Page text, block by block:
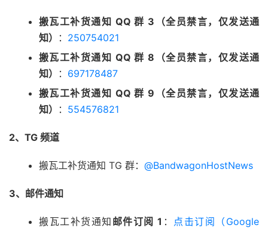
搬瓦工补货通知 QQ 群 3（全员禁言，仅发送通
知）
： 250754021
搬瓦工补货通知 QQ 群 8（全员禁言，仅发送通
知）
： 697178487
搬瓦工补货通知 QQ 群 9（全员禁言，仅发送通
知）
： 554576821
2、TG 频道
搬瓦工补货通知 TG 群： @BandwagonHostNews
3、邮件通知
搬瓦工补货通知 邮件订阅 1 ： 点击订阅（Google